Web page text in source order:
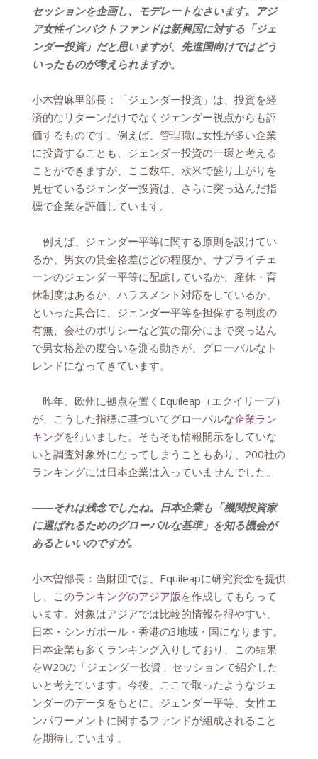
セッションを企画し、モデレートなさいます。アジ
ア女性インパクトファンドは新興国に対する「ジェ
ンダー投資」だと思いますが、先進国向けではどう
いったものが考えられますか。
小木曽麻里部長：「ジェンダー投資」は、投資を経
済的なリターンだけでなくジェンダー視点からも評
価するものです。例えば、管理職に女性が多い企業
に投資することも、ジェンダー投資の一環と考える
ことができますが、ここ数年、欧米で盛り上がりを
見せているジェンダー投資は、さらに突っ込んだ指
標で企業を評価しています。
例えば、ジェンダー平等に関する原則を設けてい
るか、男女の賃金格差はどの程度か、サプライチェ
ーンのジェンダー平等に配慮しているか、産休・育
休制度はあるか、ハラスメント対応をしているか、
といった具合に、ジェンダー平等を担保する制度の
有無、会社のポリシーなど質の部分にまで突っ込ん
で男女格差の度合いを測る動きが、グローバルなト
レンドになってきています。
昨年、欧州に拠点を置くEquileap（エクイリープ）
が、こうした指標に基づいてグローバルな企業ラン
キングを行いました。そもそも情報開示をしていな
いと調査対象外になってしまうこともあり、200社の
ランキングには日本企業は入っていませんでした。
――それは残念でしたね。日本企業も「機関投資家
に選ばれるためのグローバルな基準」を知る機会が
あるといいのですが。
小木曽部長：当財団では、Equileapに研究資金を提供
し、このランキングのアジア版を作成してもらって
います。対象はアジアでは比較的情報を得やすい、
日本・シンガポール・香港の3地域・国になります。
日本企業も多くランキング入りしており、この結果
をW20の「ジェンダー投資」セッションで紹介した
いと考えています。今後、ここで取ったようなジェ
ンダーのデータをもとに、ジェンダー平等、女性エ
ンパワーメントに関するファンドが組成されること
を期待しています。